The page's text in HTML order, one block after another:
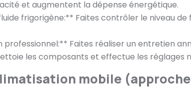
et augmentent la dépense énergétique.
frigorigène:** Faites contrôler le niveau
Faites réaliser un entretien
les composants et effectue les réglages
mobile